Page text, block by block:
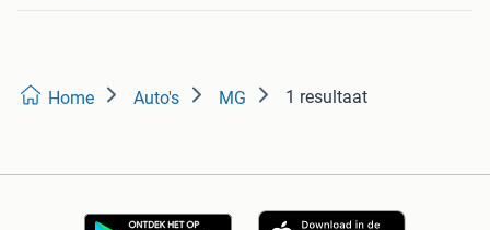
Home Auto's MG 1 resultaat